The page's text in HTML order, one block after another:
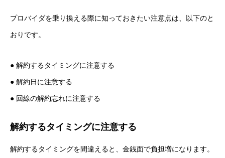
プロバイダを乗り換える際に知っておきたい注意点は、以下のと
おりです。
● 解約するタイミングに注意する
● 解約日に注意する
● 回線の解約忘れに注意する
解約するタイミングに注意する
解約するタイミングを間違えると、金銭面で負担増になります。